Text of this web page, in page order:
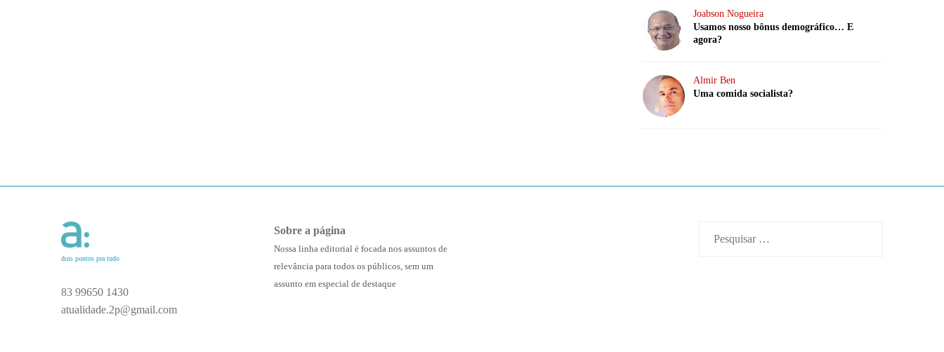
Joabson Nogueira
Usamos nosso bônus demográfico… E
agora?
Almir Ben
Uma comida socialista?
dois pontos pra tudo
83 99650 1430
atualidade.2p@gmail.com
Sobre a página
Nossa linha editorial é focada nos assuntos de
relevância para todos os públicos, sem um
assunto em especial de destaque